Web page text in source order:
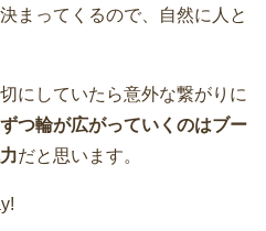
まってくるので、自然に人と
にしていたら意外な繋がりに
つ輪が広がっていくのはブー
だと思います。